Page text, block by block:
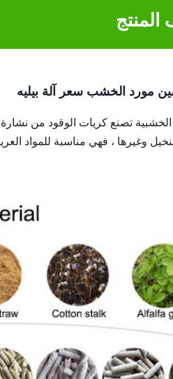
مورد الخشب سعر آلة بيليه
الخشبية تصنع كريات الوقود من
وغيرها ، فهي مناسبة للمواد